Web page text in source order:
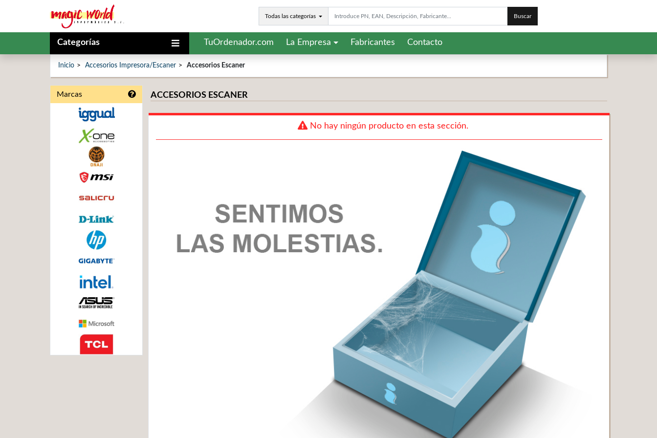
Todas las categorías Buscar
Categorías TuOrdenador.com La Empresa Fabricantes Contacto
Inicio Accesorios Impresora/Escaner Accesorios Escaner
Marcas ACCESORIOS ESCANER
No hay ningún producto en esta sección.